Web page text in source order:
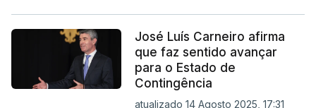
José Luís Carneiro afirma
que faz sentido avançar
para o Estado de
Contingência
atualizado 14 Agosto 2025, 17:31